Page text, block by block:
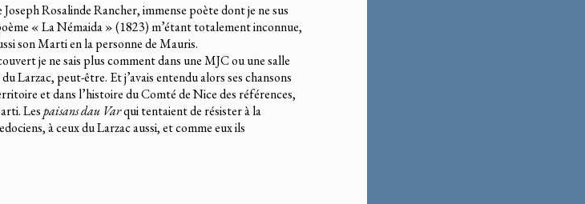
Rosalinde Rancher, immense poète dont je ne sus
« La Némaida » (1823) m’étant totalement inconnue,
son Marti en la personne de Mauris.
je ne sais plus comment dans une MJC ou une salle
Larzac, peut-être. Et j’avais entendu alors ses chansons
et dans l’histoire du Comté de Nice des références,
Lespaisans dau Varqui tentaient de résister à la
à ceux du Larzac aussi, et comme eux ils